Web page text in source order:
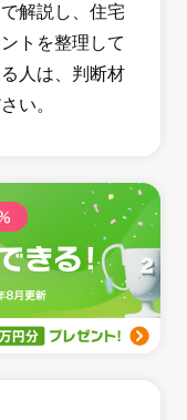
解説し、住宅
トを整理して
人は、判断材
い。